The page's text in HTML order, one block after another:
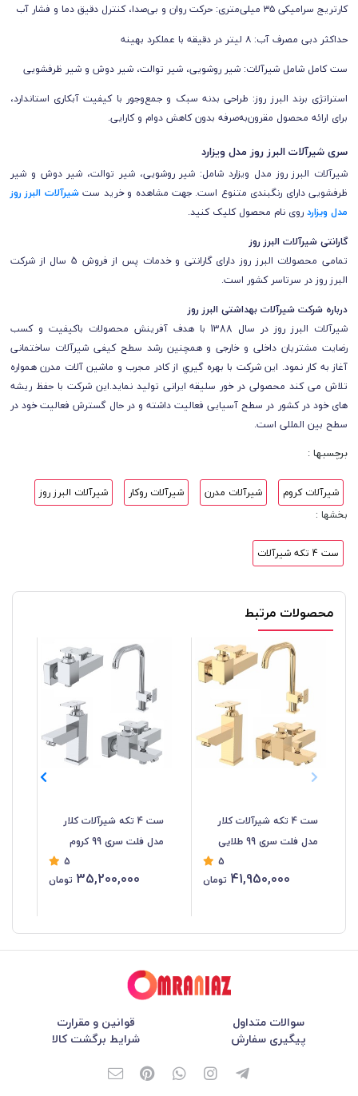
کارتریج سرامیکی ۳۵ میلی‌متری: حرکت روان و بی‌صدا، کنترل دقیق دما و فشار آب
حداکثر دبی مصرف آب: ۸ لیتر در دقیقه با عملکرد بهینه
ست کامل شامل شیرآلات: شیر روشویی، شیر توالت، شیر دوش و شیر ظرفشویی
استراتژی برند البرز روز: طراحی بدنه سبک و جمع‌وجور با کیفیت آبکاری استاندارد،
برای ارائه محصول مقرون‌به‌صرفه بدون کاهش دوام و کارایی.
سری شیرآلات البرز روز مدل ویزارد
شیرآلات البرز روز مدل ویزارد شامل: شیر روشویی، شیر توالت، شیر دوش و شیر
ظرفشویی دارای رنگبندی متنوع است.جهت مشاهده و خرید ستشیرآلات البرز روز
مدل ویزاردروی نام محصول کلیک کنید.
گارانتی شیرآلات البرز روز
تمامی محصولات البرز روزدارای گارانتی و خدمات پس از فروش 5 سال از شرکت
البرز روزدر سرتاسر کشور است.
درباره شرکت شیرآلات بهداشتی البرز روز
شیرآلات البرز روز در سال 1388 با هدف آفرینش محصولات باکیفیت و کسب
رضایت مشتریان داخلی و خارجی و همچنین رشد سطح کیفی شیرآلات ساختمانی
آغاز به کار نمود. این شرکت با بهره گیري از کادر مجرب و ماشین آلات مدرن همواره
تلاش می کند محصولی در خور سلیقه ایرانی تولید نماید.این شرکت با حفظ ریشه
های خود در کشور در سطح آسیایی فعالیت داشته و در حال گسترش فعالیت خود در
سطح بین المللی است.
برچسبها :
شیرآلات کروم شیرآلات مدرن شیرآلات روکار
شیرآلات البرز روز
بخشها :
ست 4 تکه شیرآلات
محصولات مرتبط
ست 4 تکه شیرآلات کلار
مدل فلت سری 99 طلایی
5
41,950,000 تومان
ست 4 تکه شیرآلات کلار
مدل فلت سری 99 کروم
5
35,200,000 تومان
سوالات متداول
قوانین و مقرارت
پیگیری سفارش
شرایط برگشت کالا